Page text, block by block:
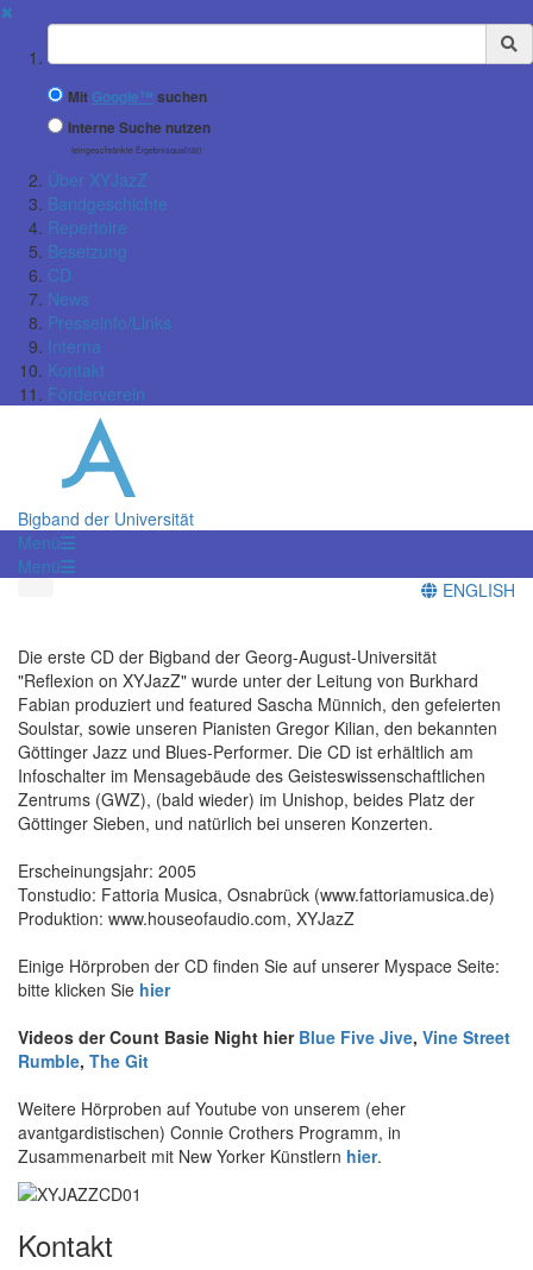
✖
Suchbegriff
Mit Google™ suchen
Interne Suche nutzen
(eingeschränkte Ergebnisqualität)
Über XYJazZ
Bandgeschichte
Repertoire
Besetzung
CD
News
Presseinfo/Links
Interna
Kontakt
Förderverein
Bigband der Universität
Menü
Menü
ENGLISH
Die erste CD der Bigband der Georg-August-Universität
"Reflexion on XYJazZ" wurde unter der Leitung von Burkhard
Fabian produziert und featured Sascha Münnich, den gefeierten
Soulstar, sowie unseren Pianisten Gregor Kilian, den bekannten
Göttinger Jazz und Blues-Performer. Die CD ist erhältlich am
Infoschalter im Mensagebäude des Geisteswissenschaftlichen
Zentrums (GWZ), (bald wieder) im Unishop, beides Platz der
Göttinger Sieben, und natürlich bei unseren Konzerten.
Erscheinungsjahr: 2005
Tonstudio: Fattoria Musica, Osnabrück (www.fattoriamusica.de)
Produktion: www.houseofaudio.com, XYJazZ
Einige Hörproben der CD finden Sie auf unserer Myspace Seite:
bitte klicken Sie hier
Videos der Count Basie Night hier Blue Five Jive, Vine Street
Rumble, The Git
Weitere Hörproben auf Youtube von unserem (eher
avantgardistischen) Connie Crothers Programm, in
Zusammenarbeit mit New Yorker Künstlern hier.
Kontakt